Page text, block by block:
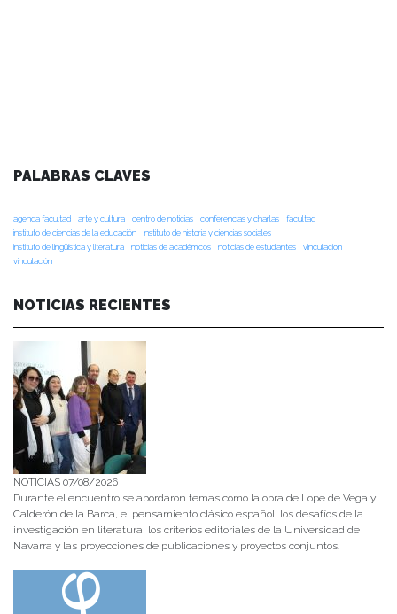
PALABRAS CLAVES
agenda facultad arte y cultura centro de noticias conferencias y charlas
facultad
instituto de ciencias de la educación
instituto de historia y ciencias sociales
instituto de lingüística y literatura
noticias de académicos noticias de estudiantes
vinculacion
vinculación
NOTICIAS RECIENTES
NOTICIAS 07/08/2026
Durante el encuentro se abordaron temas como la obra de Lope de Vega y
Calderón de la Barca, el pensamiento clásico español, los desafíos de la
investigación en literatura, los criterios editoriales de la Universidad de
Navarra y las proyecciones de publicaciones y proyectos conjuntos.